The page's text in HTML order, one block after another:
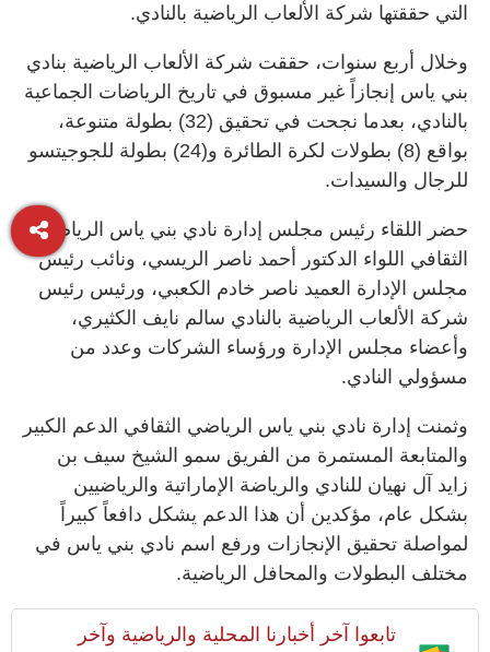
التي حققتها شركة الألعاب الرياضية بالنادي.
وخلال أربع سنوات، حققت شركة الألعاب الرياضية بنادي
بني ياس إنجازاً غير مسبوق في تاريخ الرياضات الجماعية
بالنادي، بعدما نجحت في تحقيق (32) بطولة متنوعة،
بواقع (8) بطولات لكرة الطائرة و(24) بطولة للجوجيتسو
للرجال والسيدات.
حضر اللقاء رئيس مجلس إدارة نادي بني ياس الرياضي
الثقافي اللواء الدكتور أحمد ناصر الريسي، ونائب رئيس
مجلس الإدارة العميد ناصر خادم الكعبي، ورئيس رئيس
شركة الألعاب الرياضية بالنادي سالم نايف الكثيري،
وأعضاء مجلس الإدارة ورؤساء الشركات وعدد من
مسؤولي النادي.
وثمنت إدارة نادي بني ياس الرياضي الثقافي الدعم الكبير
والمتابعة المستمرة من الفريق سمو الشيخ سيف بن
زايد آل نهيان للنادي والرياضة الإماراتية والرياضيين
بشكل عام، مؤكدين أن هذا الدعم يشكل دافعاً كبيراً
لمواصلة تحقيق الإنجازات ورفع اسم نادي بني ياس في
مختلف البطولات والمحافل الرياضية.
تابعوا آخر أخبارنا المحلية والرياضية وآخر